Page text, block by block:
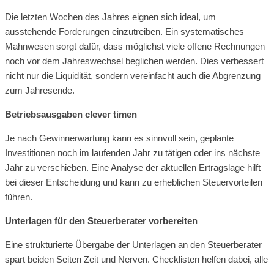
Die letzten Wochen des Jahres eignen sich ideal, um
ausstehende Forderungen einzutreiben. Ein systematisches
Mahnwesen sorgt dafür, dass möglichst viele offene Rechnungen
noch vor dem Jahreswechsel beglichen werden. Dies verbessert
nicht nur die Liquidität, sondern vereinfacht auch die Abgrenzung
zum Jahresende.
Betriebsausgaben clever timen
Je nach Gewinnerwartung kann es sinnvoll sein, geplante
Investitionen noch im laufenden Jahr zu tätigen oder ins nächste
Jahr zu verschieben. Eine Analyse der aktuellen Ertragslage hilft
bei dieser Entscheidung und kann zu erheblichen Steuervorteilen
führen.
Unterlagen für den Steuerberater vorbereiten
Eine strukturierte Übergabe der Unterlagen an den Steuerberater
spart beiden Seiten Zeit und Nerven. Checklisten helfen dabei, alle